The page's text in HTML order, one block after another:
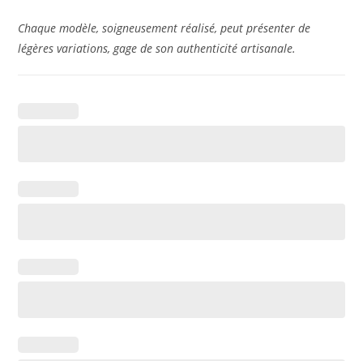
Chaque modèle, soigneusement réalisé, peut présenter de
légères variations, gage de son authenticité artisanale.